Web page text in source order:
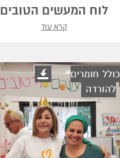
לוח המעשים הטובים
קרא עוד
כולל חומרים
להורדה